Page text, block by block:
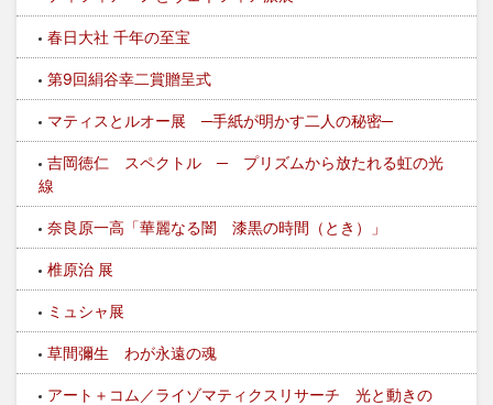
春日大社 千年の至宝
第9回絹谷幸二賞贈呈式
マティスとルオー展 ─手紙が明かす二人の秘密─
吉岡徳仁 スペクトル ─ プリズムから放たれる虹の光
線
奈良原一高「華麗なる闇 漆黒の時間（とき）」
椎原治 展
ミュシャ展
草間彌生 わが永遠の魂
アート＋コム／ライゾマティクスリサーチ 光と動きの